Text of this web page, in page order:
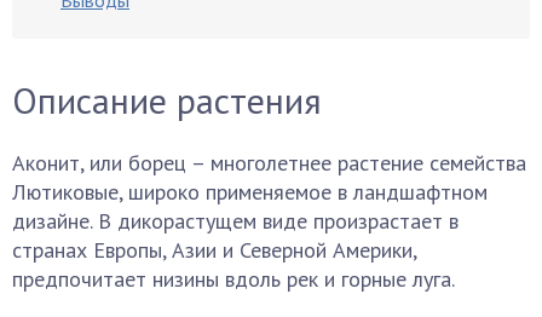
Описание растения
Аконит, или борец – многолетнее растение семейства
Лютиковые, широко применяемое в ландшафтном
дизайне. В дикорастущем виде произрастает в
странах Европы, Азии и Северной Америки,
предпочитает низины вдоль рек и горные луга.